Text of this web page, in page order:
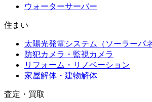
ウォーターサーバー
住まい
太陽光発電システム（ソーラーパネ
防犯カメラ・監視カメラ
リフォーム・リノベーション
家屋解体・建物解体
査定・買取